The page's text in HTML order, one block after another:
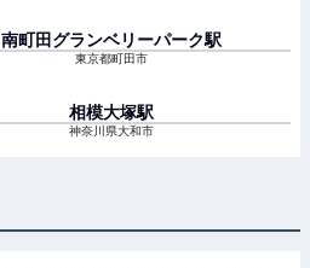
南町田グランベリーパーク駅
東京都町田市
相模大塚駅
神奈川県大和市